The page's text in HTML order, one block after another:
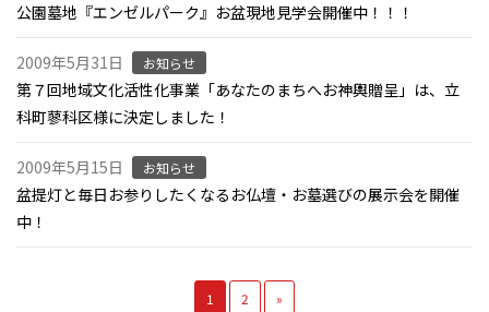
公園墓地『エンゼルパーク』お盆現地見学会開催中！！！
2009年5月31日 お知らせ
第７回地域文化活性化事業「あなたのまちへお神輿贈呈」は、立
科町蓼科区様に決定しました！
2009年5月15日 お知らせ
盆提灯と毎日お参りしたくなるお仏壇・お墓選びの展示会を開催
中！
1 2 »